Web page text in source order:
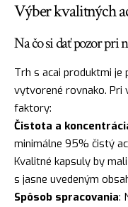
Výber kvalitných
Na čo si dať pozor pri
Trh s acai produktmi je
vytvorené rovnako. Pri
faktory:
Čistota a
minimálne 95% čistý
Kvalitné kapsuly by
s jasne uvedeným
Spôsob spracovania: